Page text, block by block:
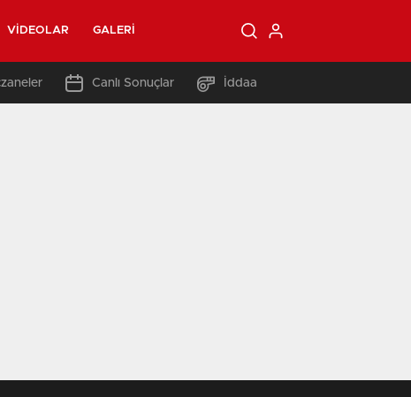
VIDEOLAR GALERI
Canlı Sonuçlar İddaa